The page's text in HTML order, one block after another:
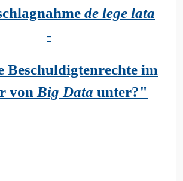
de lege lata
-
Beschuldigtenrechte im
von Big Data unter?"